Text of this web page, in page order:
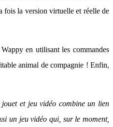
fois la version virtuelle et réelle de
en utilisant les commandes
animal de compagnie ! Enfin,
jouet et jeu vidéo combine un lien
un jeu vidéo qui, sur le moment,